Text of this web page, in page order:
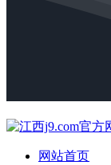
网站首页